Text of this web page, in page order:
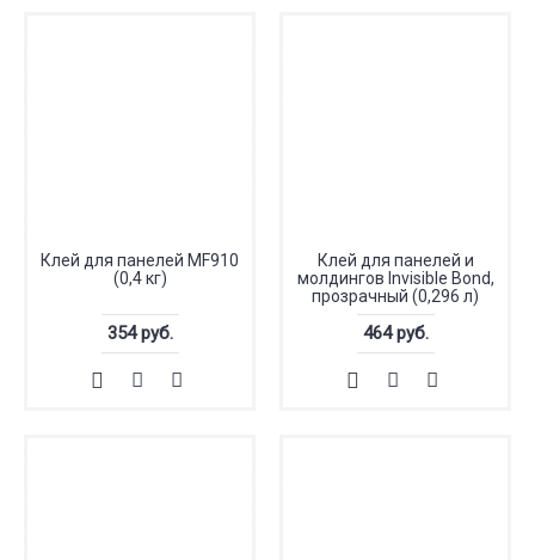
Клей для панелей MF910
(0,4 кг)
354 руб.
Клей для панелей и
молдингов Invisible Bond,
прозрачный (0,296 л)
464 руб.